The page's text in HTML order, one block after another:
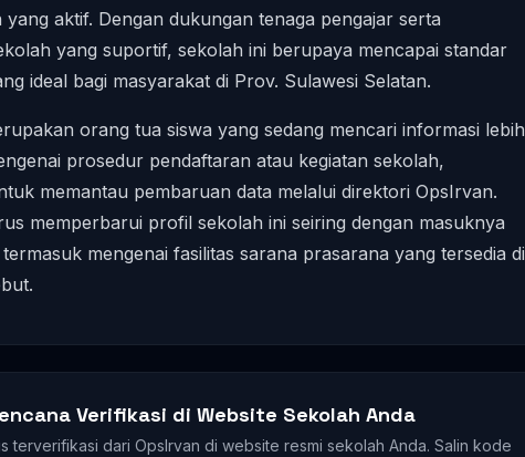
yang aktif. Dengan dukungan tenaga pengajar serta
yang suportif, sekolah ini berupaya mencapai standar
ideal bagi masyarakat di Prov. Sulawesi Selatan.
orang tua siswa yang sedang mencari informasi lebih
prosedur pendaftaran atau kegiatan sekolah,
memantau pembaruan data melalui direktori OpsIrvan.
memperbarui profil sekolah ini seiring dengan masuknya
mengenai fasilitas sarana prasarana yang tersedia di
Verifikasi di Website Sekolah Anda
terverifikasi dari OpsIrvan di website resmi sekolah Anda. Salin kode